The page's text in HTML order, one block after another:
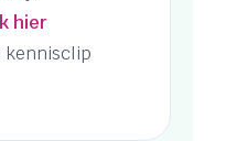
hier
kennisclip